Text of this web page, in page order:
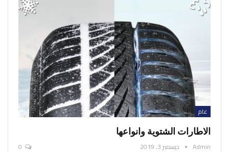
عام
الاطارات الشتوية وانواعها
Admin ديسمبر 3, 2019